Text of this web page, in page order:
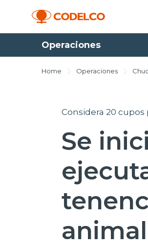
Operaciones
Home Operaciones
Considera 20 cupos
Se